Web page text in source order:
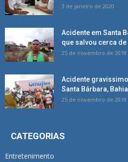
3 de janeiro de 2020
Acidente em Santa
que salvou cerca de
25 de novembro de 2018
Acidente
Santa Bárbara,
25 de novembro de 2018
CATEGORIAS
Entretenimento